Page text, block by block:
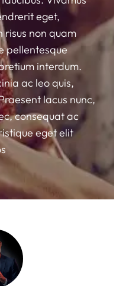
eget,
risus non quam
pellentesque
interdum.
ac leo quis,
lacus nunc,
consequat ac
eget elit